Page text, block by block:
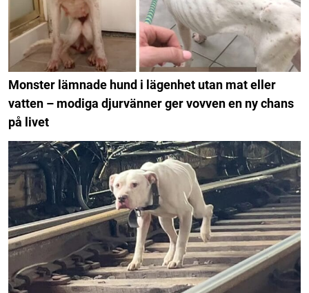
Monster lämnade hund i lägenhet utan mat eller
vatten – modiga djurvänner ger vovven en ny chans
på livet